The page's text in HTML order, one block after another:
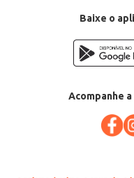
Baixe o
Acompanhe